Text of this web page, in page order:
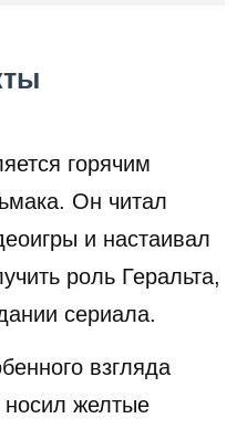
горячим
Он читал
и настаивал
роль Геральта,
сериала.
взгляда
носил желтые